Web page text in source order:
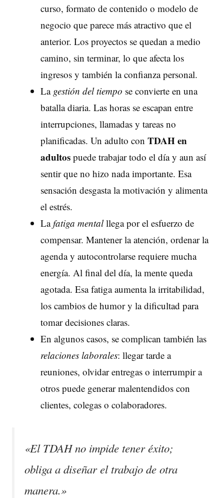
curso, formato de contenido o modelo de
negocio que parece más atractivo que el
anterior. Los proyectos se quedan a medio
camino, sin terminar, lo que afecta los
ingresos y también la confianza personal.
La gestión del tiempo se convierte en una
batalla diaria. Las horas se escapan entre
interrupciones, llamadas y tareas no
planificadas. Un adulto con TDAHen
adultos puede trabajar todo el día y aun así
sentir que no hizo nada importante. Esa
sensación desgasta la motivación y alimenta
el estrés.
Lafatiga mentalllega por el esfuerzo de
compensar. Mantener la atención, ordenar la
agenda y autocontrolarse requiere mucha
energía. Al final del día, la mente queda
agotada. Esa fatiga aumenta la irritabilidad,
los cambios de humor y la dificultad para
tomar decisiones claras.
En algunos casos, se complican también las
relaciones laborales: llegar tarde a
reuniones, olvidar entregas o interrumpir a
otros puede generar malentendidos con
clientes, colegas o colaboradores.
«El TDAH no impide tener éxito;
obliga a diseñar el trabajo de otra
manera.»